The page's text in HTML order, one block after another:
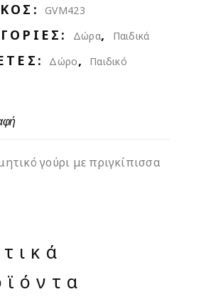
GVM423
Δώρα, Παιδικά
Δώρο, Παιδικό
γούρι με πριγκίπισσα